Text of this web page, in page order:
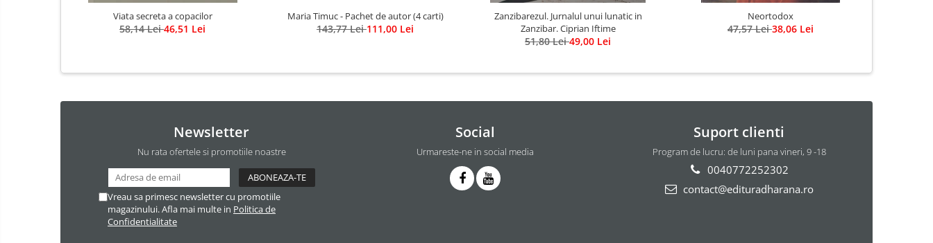
Viata secreta a copacilor
58,14 Lei46,51 Lei
Maria Timuc - Pachet de autor (4 carti)
143,77 Lei111,00 Lei
Zanzibarezul. Jurnalul unui lunatic in
Zanzibar. Ciprian Iftime
51,80 Lei49,00 Lei
Neortodox
47,57 Lei38,06 Lei
Newsletter
Nu rata ofertele si promotiile noastre
Vreau sa primesc newsletter cu promotiile
magazinului. Afla mai multe in Politica de
Confidentialitate
Social
Urmareste-ne in social media
Suport clienti
Program de lucru: de luni pana vineri, 9 -18
0040772252302
contact@edituradharana.ro